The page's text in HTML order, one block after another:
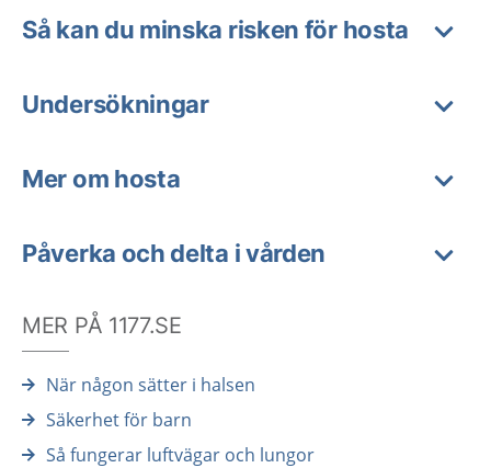
Så kan du minska risken för hosta
Undersökningar
Mer om hosta
Påverka och delta i vården
MER PÅ 1177.SE
När någon sätter i halsen
Säkerhet för barn
Så fungerar luftvägar och lungor